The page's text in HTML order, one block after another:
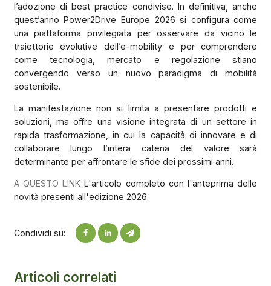
l’adozione di best practice condivise. In definitiva, anche
quest’anno Power2Drive Europe 2026 si configura come
una piattaforma privilegiata per osservare da vicino le
traiettorie evolutive dell’e-mobility e per comprendere
come tecnologia, mercato e regolazione stiano
convergendo verso un nuovo paradigma di mobilità
sostenibile.
La manifestazione non si limita a presentare prodotti e
soluzioni, ma offre una visione integrata di un settore in
rapida trasformazione, in cui la capacità di innovare e di
collaborare lungo l’intera catena del valore sarà
determinante per affrontare le sfide dei prossimi anni.
A QUESTO LINK L'articolo completo con l'anteprima delle
novità presenti all'edizione 2026
Condividi su:
Articoli correlati